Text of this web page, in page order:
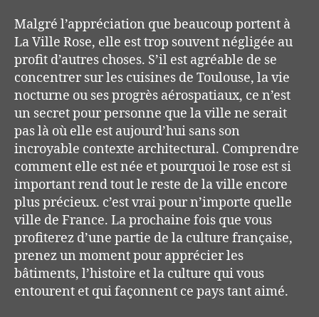
Malgré l’appréciation que beaucoup portent à
La Ville Rose, elle est trop souvent négligée au
profit d’autres choses. S’il est agréable de se
concentrer sur les cuisines de Toulouse, la vie
nocturne ou ses progrès aérospatiaux, ce n’est
un secret pour personne que la ville ne serait
pas là où elle est aujourd’hui sans son
incroyable contexte architectural. Comprendre
comment elle est née et pourquoi le rose est si
important rend tout le reste de la ville encore
plus précieux. c’est vrai pour n’importe quelle
ville de France. La prochaine fois que vous
profiterez d’une partie de la culture française,
prenez un moment pour apprécier les
bâtiments, l’histoire et la culture qui vous
entourent et qui façonnent ce pays tant aimé.